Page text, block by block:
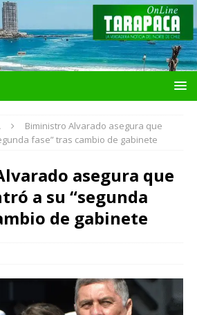
Biministro Alvarado asegura que
fase” tras cambio de gabinete
asegura que
a su “segunda
de gabinete